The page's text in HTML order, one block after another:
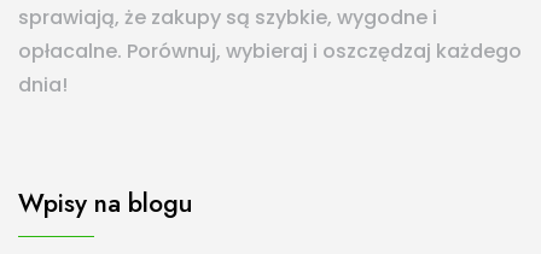
sprawiają, że zakupy są szybkie, wygodne i
opłacalne. Porównuj, wybieraj i oszczędzaj każdego
dnia!
Wpisy na blogu